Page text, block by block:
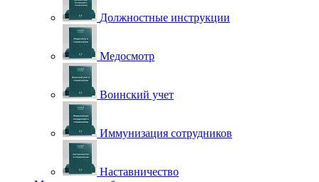
Должностные инструкции
Медосмотр
Воинский учет
Иммунизация сотрудников
Наставничество